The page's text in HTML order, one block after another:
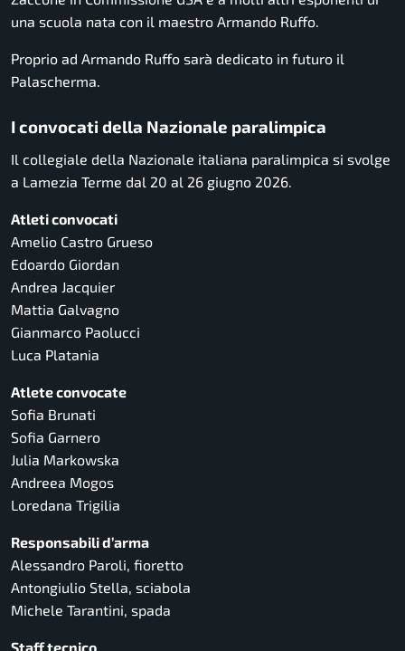
una scuola nata con il maestro Armando Ruffo.
Proprio ad Armando Ruffo sarà dedicato in futuro il
Palascherma.
I convocati della Nazionale paralimpica
Il collegiale della Nazionale italiana paralimpica si svolge
a Lamezia Terme dal 20 al 26 giugno 2026.
Atleti convocati
Amelio Castro Grueso
Edoardo Giordan
Andrea Jacquier
Mattia Galvagno
Gianmarco Paolucci
Luca Platania
Atlete convocate
Sofia Brunati
Sofia Garnero
Julia Markowska
Andreea Mogos
Loredana Trigilia
Responsabili d’arma
Alessandro Paroli, fioretto
Antongiulio Stella, sciabola
Michele Tarantini, spada
Staff tecnico